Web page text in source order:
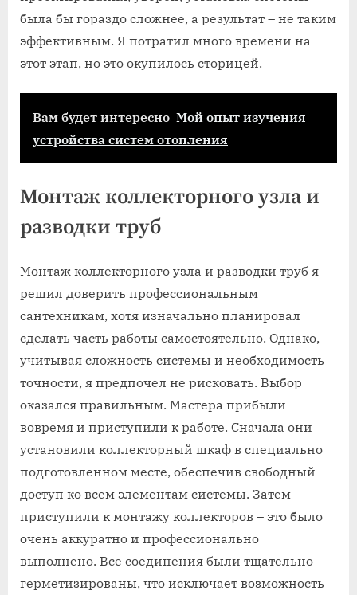
была бы гораздо сложнее‚ а результат – не таким
эффективным. Я потратил много времени на
этот этап‚ но это окупилось сторицей.
Вам будет интересно Мой опыт изучения
устройства систем отопления
Монтаж коллекторного узла и
разводки труб
Монтаж коллекторного узла и разводки труб я
решил доверить профессиональным
сантехникам‚ хотя изначально планировал
сделать часть работы самостоятельно. Однако‚
учитывая сложность системы и необходимость
точности‚ я предпочел не рисковать. Выбор
оказался правильным. Мастера прибыли
вовремя и приступили к работе. Сначала они
установили коллекторный шкаф в специально
подготовленном месте‚ обеспечив свободный
доступ ко всем элементам системы. Затем
приступили к монтажу коллекторов – это было
очень аккуратно и профессионально
выполнено. Все соединения были тщательно
герметизированы‚ что исключает возможность